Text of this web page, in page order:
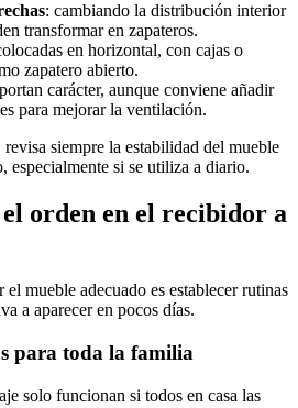
: cambiando la distribución interior
transformar en zapateros.
en horizontal, con cajas o
zapatero abierto.
carácter, aunque conviene añadir
para mejorar la ventilación.
siempre la estabilidad del mueble
si se utiliza a diario.
orden en el recibidor a
mueble adecuado es establecer rutinas
a aparecer en pocos días.
para toda la familia
solo funcionan si todos en casa las